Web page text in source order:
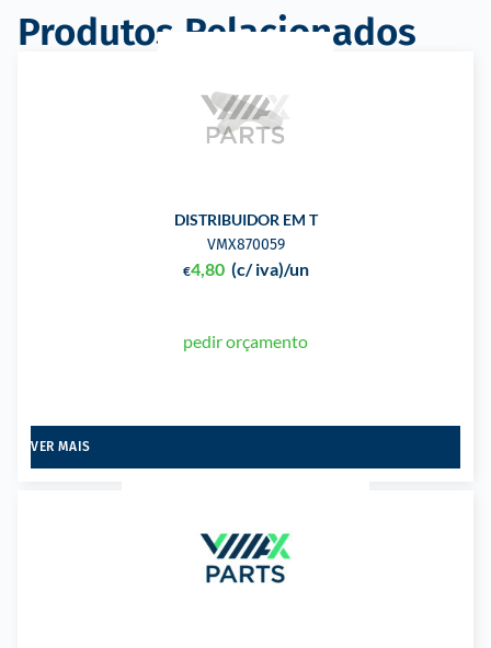
Produtos Relacionados
DISTRIBUIDOR EM T
VMX870059
€4,80 (c/ iva)/un
pedir orçamento
VER MAIS